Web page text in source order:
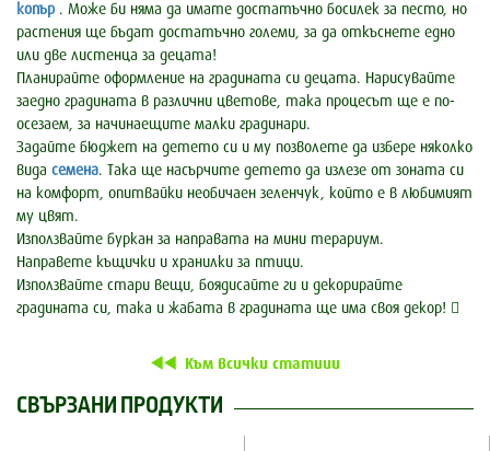
копър. Може би няма да имате достатъчно босилек за песто, но
растения ще бъдат достатъчно големи, за да откъснете едно
или две листенца за децата!
Планирайте оформление на градината си децата. Нарисувайте
заедно градината в различни цветове, така процесът ще е по-
осезаем, за начинаещите малки градинари.
Задайте бюджет на детето си и му позволете да избере няколко
вида семена. Така ще насърчите детето да излезе от зоната си
на комфорт, опитвайки необичаен зеленчук, който е в любимият
му цвят.
Използвайте буркан за направата на мини терариум.
Направете къщички и хранилки за птици.
Използвайте стари вещи, боядисайте ги и декорирайте
градината си, така и жабата в градината ще има своя декор! 
Към всички статиии
СВЪРЗАНИ ПРОДУКТИ